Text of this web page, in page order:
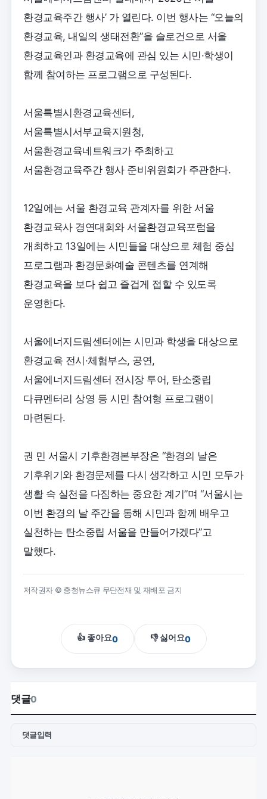
환경교육주간 행사’ 가 열린다. 이번 행사는 “오늘의
환경교육, 내일의 생태전환”을 슬로건으로 서울
환경교육인과 환경교육에 관심 있는 시민·학생이
함께 참여하는 프로그램으로 구성된다.
서울특별시환경교육센터,
서울특별시서부교육지원청,
서울환경교육네트워크가 주최하고
서울환경교육주간 행사 준비위원회가 주관한다.
12일에는 서울 환경교육 관계자를 위한 서울
환경교육사 경연대회와 서울환경교육포럼을
개최하고 13일에는 시민들을 대상으로 체험 중심
프로그램과 환경문화예술 콘텐츠를 연계해
환경교육을 보다 쉽고 즐겁게 접할 수 있도록
운영한다.
서울에너지드림센터에는 시민과 학생을 대상으로
환경교육 전시·체험부스, 공연,
서울에너지드림센터 전시장 투어, 탄소중립
다큐멘터리 상영 등 시민 참여형 프로그램이
마련된다.
권 민 서울시 기후환경본부장은 “환경의 날은
기후위기와 환경문제를 다시 생각하고 시민 모두가
생활 속 실천을 다짐하는 중요한 계기”며 “서울시는
이번 환경의 날 주간을 통해 시민과 함께 배우고
실천하는 탄소중립 서울을 만들어가겠다”고
말했다.
저작권자 © 충청뉴스큐 무단전재 및 재배포 금지
👍 좋아요0 👎 싫어요0
댓글0
댓글입력